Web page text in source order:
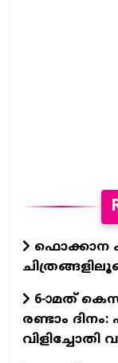
ഫൊക്കാന
6-ാമത്
രണ്ടാം